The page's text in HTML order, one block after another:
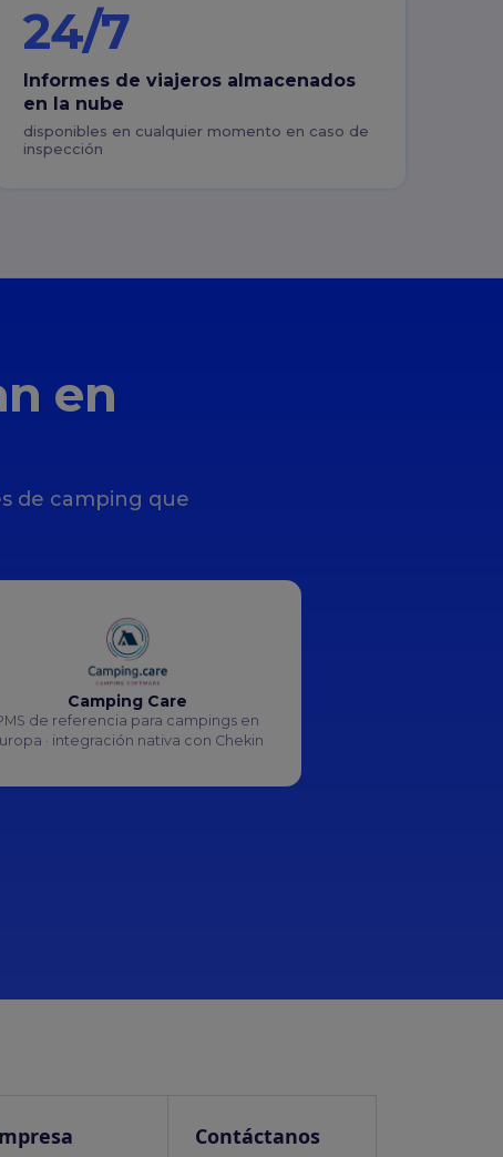
24/7
Informes de viajeros almacenados
en la nube
disponibles en cualquier momento en caso de
inspección
en
de camping que
Camping Care
de referencia para campings en
· integración nativa con Chekin
Contáctanos